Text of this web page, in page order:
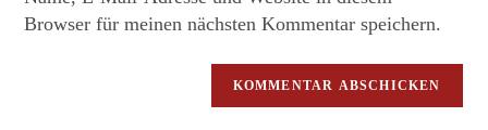
Browser für meinen nächsten Kommentar speichern.